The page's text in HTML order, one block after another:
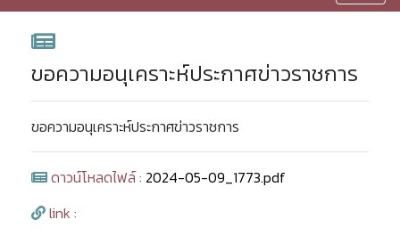
ขอความอนุเคราะห์ประกาศข่าวราชการ
ขอความอนุเคราะห์ประกาศข่าวราชการ
ดาวน์โหลดไฟล์ : 2024-05-09_1773.pdf
link :